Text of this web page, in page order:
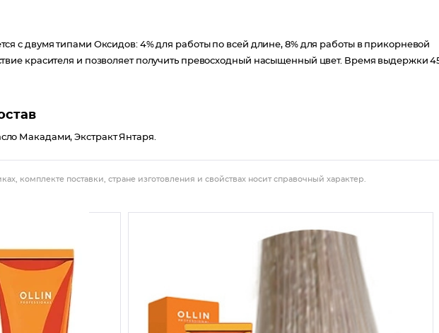
с двумя типами Оксидов: 4% для работы по всей длине, 8% для работы в прикорневой
красителя и позволяет получить превосходный насыщенный цвет. Время выдержки
Макадами, Экстракт Янтаря.
комплекте поставки, стране изготовления и свойствах носит справочный характер.